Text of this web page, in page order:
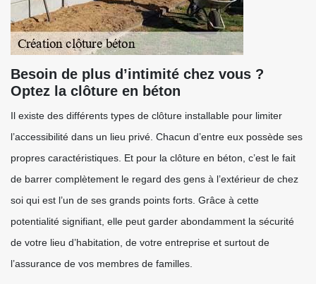
Besoin de plus d’intimité chez vous ?
Optez la clôture en béton
Il existe des différents types de clôture installable pour limiter
l’accessibilité dans un lieu privé. Chacun d’entre eux possède ses
propres caractéristiques. Et pour la clôture en béton, c’est le fait
de barrer complètement le regard des gens à l’extérieur de chez
soi qui est l’un de ses grands points forts. Grâce à cette
potentialité signifiant, elle peut garder abondamment la sécurité
de votre lieu d’habitation, de votre entreprise et surtout de
l’assurance de vos membres de familles.